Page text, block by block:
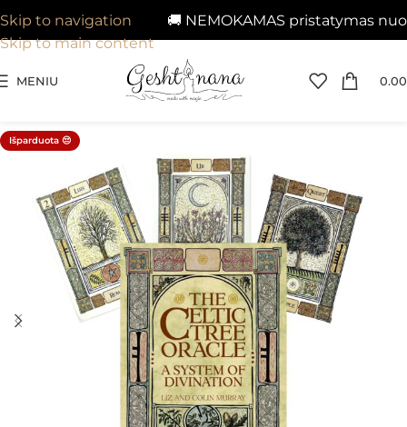
🚚 NEMOKAMAS pristatymas nuo
Skip to navigation
Skip to main content
MENIU 0.00
Išparduota 😔